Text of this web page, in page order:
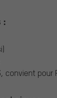
:
convient